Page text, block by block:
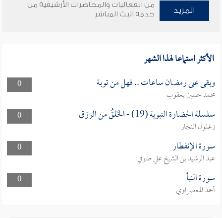
المزيد
من الفعاليات والمحاضرات الأرشيفية من
خدمة البث المباشر
الأكثر استماعا لهذا الشهر
0 وبقى على رمضان ساعات .. فهل من توبة
محمد حسين يعقوب
0
سلسلة الحضارة النبوية (19) - الخَلقُ من الرزق
زغلول النجار
0
سورة الإنفطار
عبد الرشيد بن الشيخ علي صوفي
0
سورة النبأ
أحمد المعصراوي